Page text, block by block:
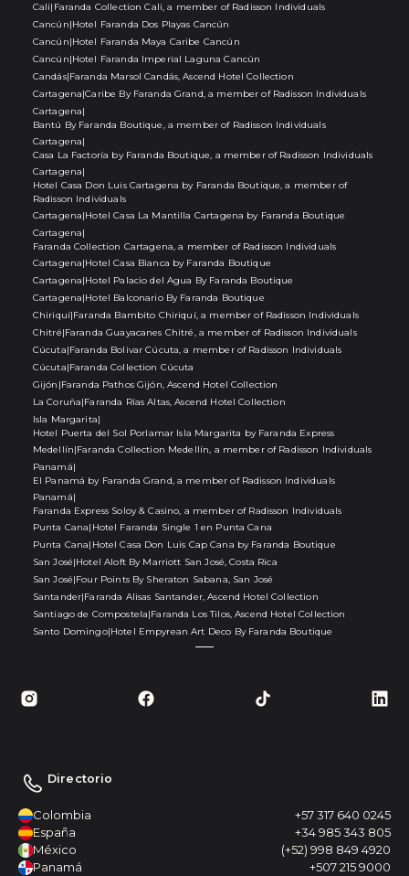
Cali| Faranda Collection Cali, a member of Radisson Individuals
Cancún|Hotel Faranda Dos Playas Cancún
Cancún|Hotel Faranda Maya Caribe Cancún
Cancún|Hotel Faranda Imperial Laguna Cancún
Candás|Faranda Marsol Candás, Ascend Hotel Collection
Cartagena|Caribe By Faranda Grand, a member of Radisson Individuals
Cartagena|
Bantú By Faranda Boutique, a member of Radisson Individuals
Cartagena|
Casa La Factoría by Faranda Boutique, a member of Radisson Individuals
Cartagena|
Hotel Casa Don Luis Cartagena by Faranda Boutique, a member of
Radisson Individuals
Cartagena|Hotel Casa La Mantilla Cartagena by Faranda Boutique
Cartagena|
Faranda Collection Cartagena, a member of Radisson Individuals
Cartagena|Hotel Casa Bianca by Faranda Boutique
Cartagena|Hotel Palacio del Agua By Faranda Boutique
Cartagena|Hotel Balconario By Faranda Boutique
Chiriquí|Faranda Bambito Chiriquí, a member of Radisson Individuals
Chitré|Faranda Guayacanes Chitré, a member of Radisson Individuals
Cúcuta|Faranda Bolivar Cúcuta, a member of Radisson Individuals
Cúcuta|Faranda Collection Cúcuta
Gijón |Faranda Pathos Gijón, Ascend Hotel Collection
La Coruña|Faranda Rías Altas, Ascend Hotel Collection
Isla Margarita|
Hotel Puerta del Sol Porlamar Isla Margarita by Faranda Express
Medellín|Faranda Collection Medellín, a member of Radisson Individuals
Panamá|
El Panamá by Faranda Grand, a member of Radisson Individuals
Panamá|
Faranda Express Soloy & Casino, a member of Radisson Individuals
Punta Cana| Hotel Faranda Single 1 en Punta Cana
Punta Cana| Hotel Casa Don Luis Cap Cana by Faranda Boutique
San José|Hotel Aloft By Marriott San José, Costa Rica
San José|Four Points By Sheraton Sabana, San José
Santander|Faranda Alisas Santander, Ascend Hotel Collection
Santiago de Compostela|Faranda Los Tilos, Ascend Hotel Collection
Santo Domingo|Hotel Empyrean Art Deco By Faranda Boutique
Directorio
Colombia
+57 317 640 0245
España
+34 985 343 805
México
(+52) 998 849 4920
Panamá
+507 215 9000